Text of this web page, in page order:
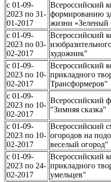
c 01-09-
2023 по 31-
01-2017
Всероссийский
формированию
жизни «Зеленый
c 01-09-
2023 по 03-
02-2017
Всероссийский
художник"
c 01-09-
2023 по 10-
02-2017
Всероссийский
прикладного
Трансформеров"
c 01-09-
2023 по 10-
02-2017
Всероссийский
"Зимняя сказка"
c 01-09-
2023 по 10-
02-2017
Всероссийский
огородов на
веселый огород"
c 01-09-
2023 по 24-
02-2017
Всероссийский
прикладного
умельцев"